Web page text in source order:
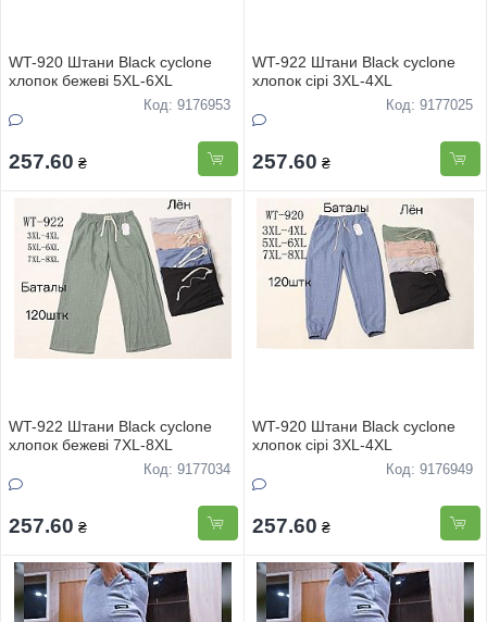
WT-920 Штани Black cyclone
хлопок бежеві 5XL-6XL
Код: 9176953
257.60 ₴
WT-922 Штани Black cyclone
хлопок сірі 3XL-4XL
Код: 9177025
257.60 ₴
WT-922 Штани Black cyclone
хлопок бежеві 7XL-8XL
Код: 9177034
257.60 ₴
WT-920 Штани Black cyclone
хлопок сірі 3XL-4XL
Код: 9176949
257.60 ₴